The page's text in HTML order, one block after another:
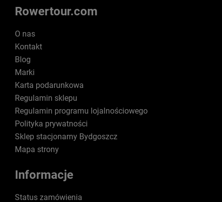
Rowertour.com
O nas
Kontakt
Blog
Marki
Karta podarunkowa
Regulamin sklepu
Regulamin programu lojalnościowego
Polityka prywatności
Sklep stacjonarny Bydgoszcz
Mapa strony
Informacje
Status zamówienia